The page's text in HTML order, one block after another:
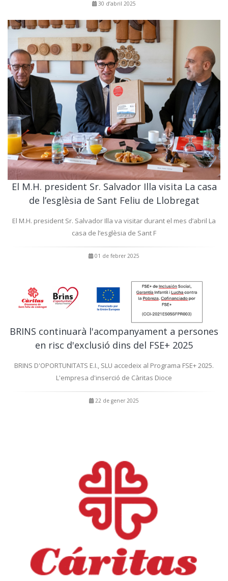
30 d’abril 2025
El M.H. president Sr. Salvador Illa visita La casa
de l’esglèsia de Sant Feliu de Llobregat
El M.H. president Sr. Salvador Illa va visitar durant el mes d’abril La
casa de l’esglèsia de Sant F
01 de febrer 2025
BRINS continuarà l'acompanyament a persones
en risc d'exclusió dins del FSE+ 2025
BRINS D'OPORTUNITATS E.I., SLU accedeix al Programa FSE+ 2025.
L'empresa d'inserció de Càritas Dioce
22 de gener 2025